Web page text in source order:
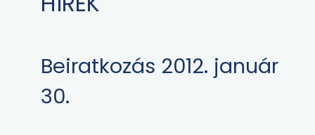
Beiratkozás 2012. január
30.